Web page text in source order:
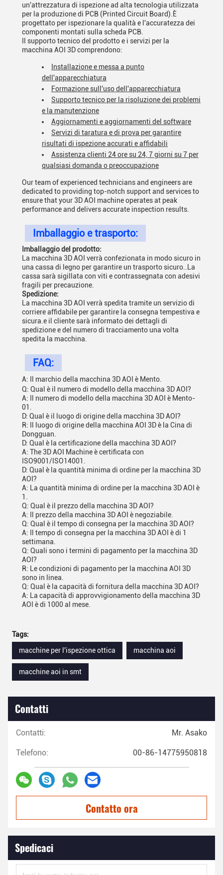
un'attrezzatura di ispezione ad alta tecnologia utilizzata
per la produzione di PCB (Printed Circuit Board).È
progettato per ispezionare la qualità e l'accuratezza dei
componenti montati sulla scheda PCB.
Il supporto tecnico del prodotto e i servizi per la
macchina AOI 3D comprendono:
Installazione e messa a punto
dell'apparecchiatura
Formazione sull'uso dell'apparecchiatura
Supporto tecnico per la risoluzione dei problemi
e la manutenzione
Aggiornamenti e aggiornamenti del software
Servizi di taratura e di prova per garantire
risultati di ispezione accurati e affidabili
Assistenza clienti 24 ore su 24, 7 giorni su 7 per
qualsiasi domanda o preoccupazione
Our team of experienced technicians and engineers are
dedicated to providing top-notch support and services to
ensure that your 3D AOI machine operates at peak
performance and delivers accurate inspection results.
Imballaggio e trasporto:
Imballaggio del prodotto:
La macchina 3D AOI verrà confezionata in modo sicuro in
una cassa di legno per garantire un trasporto sicuro..La
cassa sarà sigillata con viti e contrassegnata con adesivi
fragili per precauzione.
Spedizione:
La macchina 3D AOI verrà spedita tramite un servizio di
corriere affidabile per garantire la consegna tempestiva e
sicura.e il cliente sarà informato dei dettagli di
spedizione e del numero di tracciamento una volta
spedita la macchina.
FAQ:
A: Il marchio della macchina 3D AOI è Mento.
Q: Qual è il numero di modello della macchina 3D AOI?
A: Il numero di modello della macchina 3D AOI è Mento-
01.
D: Qual è il luogo di origine della macchina 3D AOI?
R: Il luogo di origine della macchina AOI 3D è la Cina di
Dongguan.
D: Qual è la certificazione della macchina 3D AOI?
A: The 3D AOI Machine è certificata con
ISO9001/ISO14001.
D: Qual è la quantità minima di ordine per la macchina 3D
AOI?
A: La quantità minima di ordine per la macchina 3D AOI è
1.
Q: Qual è il prezzo della macchina 3D AOI?
A: Il prezzo della macchina 3D AOI è negoziabile.
Q: Qual è il tempo di consegna per la macchina 3D AOI?
A: Il tempo di consegna per la macchina 3D AOI è di 1
settimana.
Q: Quali sono i termini di pagamento per la macchina 3D
AOI?
R: Le condizioni di pagamento per la macchina AOI 3D
sono in linea.
Q: Qual è la capacità di fornitura della macchina 3D AOI?
A: La capacità di approvvigionamento della macchina 3D
AOI è di 1000 al mese.
Tags:
macchine per l'ispezione ottica
macchina aoi
macchine aoi in smt
Contatti
Contatti: Mr. Asako
Telefono: 00-86-14775950818
Contatto ora
Spedicaci